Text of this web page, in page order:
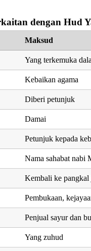
dengan Hud
Maksud
Yang terkemuka
Kebaikan agama
Diberi petunjuk
Damai
Petunjuk kepada
Nama sahabat nabi
Kembali ke pangkal
Pembukaan,
Penjual sayur dan
Yang zuhud